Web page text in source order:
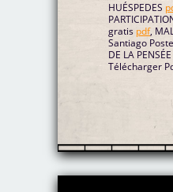
HUÉSPEDES
gratis pdf,
Santiago
DE LA
Télécharger